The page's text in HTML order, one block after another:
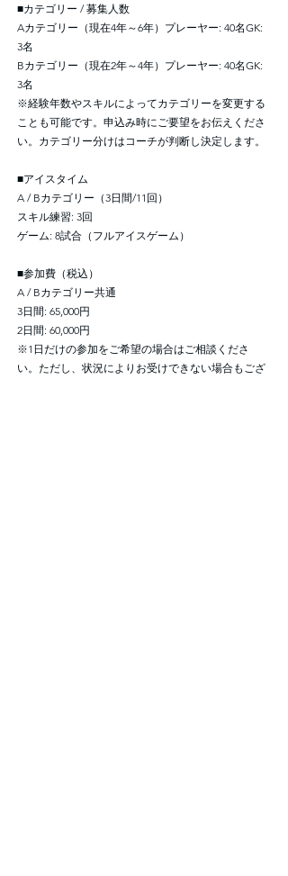
■カテゴリー / 募集人数
Aカテゴリー（現在4年～6年）プレーヤー: 40名GK:
3名
Bカテゴリー（現在2年～4年）プレーヤー: 40名GK:
3名
※経験年数やスキルによってカテゴリーを変更する
ことも可能です。申込み時にご要望をお伝えくださ
い。カテゴリー分けはコーチが判断し決定します。
■アイスタイム
A / Bカテゴリー（3日間/11回）
スキル練習: 3回
ゲーム: 8試合（フルアイスゲーム）
■参加費（税込）
A / Bカテゴリー共通
3日間: 65,000円
2日間: 60,000円
※1日だけの参加をご希望の場合はご相談くださ
い。ただし、状況によりお受けできない場合もござ